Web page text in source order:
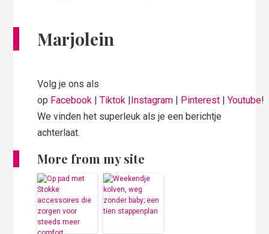
Marjolein
Volg je ons als
op Facebook |Tiktok |Instagram | Pinterest |Youtube!
We vinden het superleuk als je een berichtje
achterlaat.
More from my site